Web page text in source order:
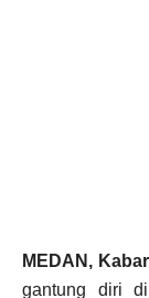
MEDAN,
gantung diri